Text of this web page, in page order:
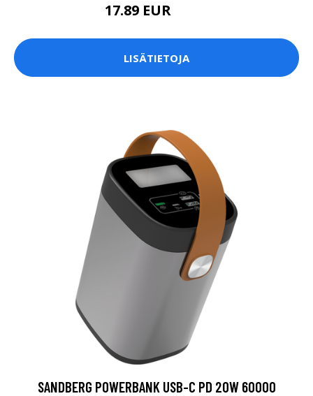
17.89 EUR
LISÄTIETOJA
SANDBERG POWERBANK USB-C PD 20W 60000